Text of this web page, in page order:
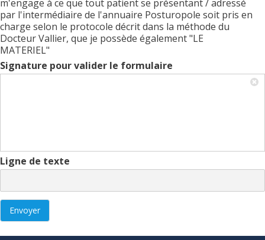
m'engage à ce que tout patient se présentant / adressé
par l'intermédiaire de l'annuaire Posturopole soit pris en
charge selon le protocole décrit dans la méthode du
Docteur Vallier, que je possède également "LE
MATERIEL"
Signature pour valider le formulaire
Ligne de texte
Envoyer